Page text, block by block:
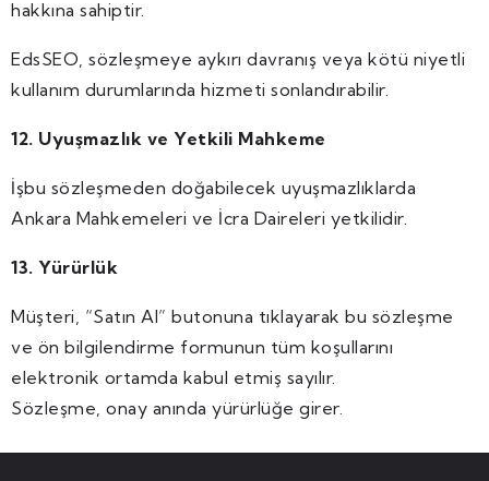
hakkına sahiptir.
EdsSEO, sözleşmeye aykırı davranış veya kötü niyetli
kullanım durumlarında hizmeti sonlandırabilir.
12. Uyuşmazlık ve Yetkili Mahkeme
İşbu sözleşmeden doğabilecek uyuşmazlıklarda
Ankara Mahkemeleri ve İcra Daireleri yetkilidir.
13. Yürürlük
Müşteri, “Satın Al” butonuna tıklayarak bu sözleşme
ve ön bilgilendirme formunun tüm koşullarını
elektronik ortamda kabul etmiş sayılır.
Sözleşme, onay anında yürürlüğe girer.